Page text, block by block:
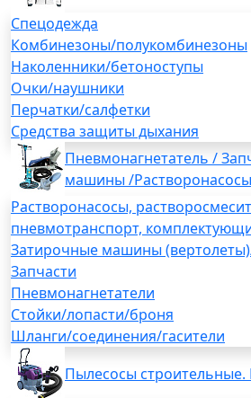
Спецодежда
Комбинезоны/полукомбинезоны
Наколенники/бетоноступы
Очки/наушники
Перчатки/салфетки
Средства защиты дыхания
Пневмонагнетатель /
машины /Растворонасосы
Растворонасосы,
пневмотранспорт,
Затирочные машины
Запчасти
Пневмонагнетатели
Стойки/лопасти/броня
Шланги/соединения/гасители
Пылесосы